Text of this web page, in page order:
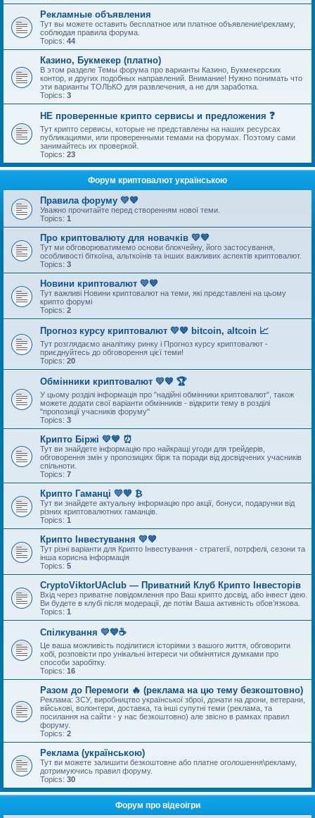
Рекламные объявления
Тут вы можете оставить бесплатное или платное объявление\рекламу,
соблюдая правила форума.
Topics: 44
Казино, Букмекер (платно)
В этом разделе Темы форума про варианты Казино, Букмекерских
контор, и других подобных направлений. Внимание! Нужно понимать что
эти варианты ТОЛЬКО для развлечения, а не для заработка.
Topics: 3
НЕ проверенные крипто сервисы и предложения ❓
Тут крипто сервисы, которые не представлены на наших ресурсах
публикациями, или проверенными темами на форумах. Поэтому сами
занимайтесь их проверкой.
Topics: 23
Форум криптовалют українською
Правила форуму 💛💙
Уважно прочитайте перед створенням нової теми.
Topics: 1
Про криптовалюту для новачків 💛💙
Тут ми обговорюватимемо основи блокчейну, його застосування,
особливості біткоїна, альткоїнів та інших важливих аспектів криптовалют.
Topics: 3
Новини криптовалют 💛💙
Тут важливі Новини криптовалют на теми, які представлені на цьому
крипто форумі
Topics: 2
Прогноз курсу криптовалют 💛💙 bitcoin, altcoin 📈
Тут розглядаємо аналітику ринку і Прогноз курсу криптовалют -
приєднуйтесь до обговорення цієї теми!
Topics: 20
Обмінники криптовалют 💛💙 🏆
У цьому розділі інформація про "надійні обмінники криптовалют", також
можете додати свої варіанти обмінників - відкрити тему в розділі
"пропозиції учасників форуму"
Topics: 3
Крипто Біржі 💛💙 ⏰
Тут ви знайдете інформацію про найкращі угоди для трейдерів,
обговорення змін у пропозиціях бірж та поради від досвідчених учасників
спільноти.
Topics: 7
Крипто Гаманці 💛💙 ₿
Тут ви знайдете актуальну інформацію про акції, бонуси, подарунки від
різних криптовалютних гаманців.
Topics: 1
Крипто Інвестування 💛💙
Тут різні варіанти для Крипто Інвестування - стратегії, потрфелі, сезони та
інша корисна інформація
Topics: 5
CryptoViktorUAclub — Приватний Клуб Крипто Інвесторів
Вхід через приватне повідомлення про Ваш крипто досвід, або інвест ідею.
Ви будете в клубі після модерації, де потім Ваша активність обов’язкова.
Topics: 1
Спілкування 💛💙☕
Це ваша можливість поділитися історіями з вашого життя, обговорити
хобі, розповісти про унікальні інтереси чи обмінятися думками про
способи заробітку.
Topics: 16
Разом до Перемоги 🔥 (реклама на цю тему безкоштовно)
Реклама: ЗСУ, виробництво української зброї, донати на дрони, ветерани,
військові, волонтери, доставка, та інші супутні теми (реклама, та
посилання на сайти - у нас безкоштовно) але звісно в рамках правил
форуму.
Topics: 2
Реклама (українською)
Тут ви можете залишити безкоштовне або платне оголошення\рекламу,
дотримуючись правил форуму.
Topics: 30
Форум про відеоігри